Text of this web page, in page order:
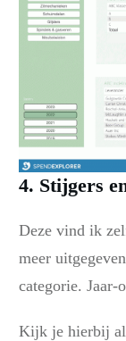
4. Stijgers
Deze vind ik
meer
categorie. Jaar-
Kijk je hierbij